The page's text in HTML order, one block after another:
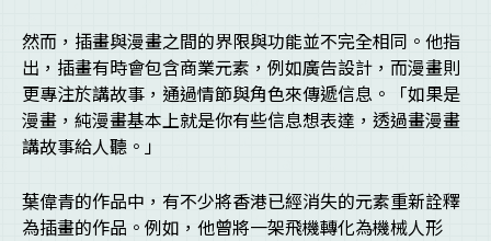
然而，插畫與漫畫之間的界限與功能並不完全相同。他指
出，插畫有時會包含商業元素，例如廣告設計，而漫畫則
更專注於講故事，通過情節與角色來傳遞信息。「如果是
漫畫，純漫畫基本上就是你有些信息想表達，透過畫漫畫
講故事給人聽。」
葉偉青的作品中，有不少將香港已經消失的元素重新詮釋
為插畫的作品。例如，他曾將一架飛機轉化為機械人形